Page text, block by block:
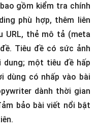
gồm kiểm tra chính
phù hợp, thêm liên
URL, thẻ mô tả (meta
Tiêu đề có sức ảnh
dung; một tiêu đề hấp
dùng có nhấp vào bài
dành thời gian
bảo bài viết nổi bật